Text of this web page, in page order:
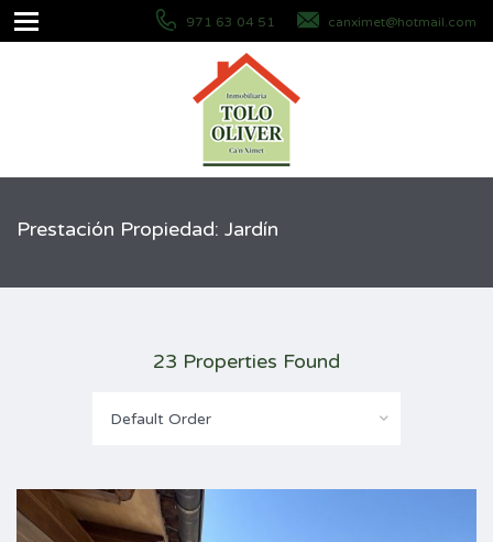
971 63 04 51 canximet@hotmail.com
Prestación Propiedad: Jardín
23 Properties Found
Default Order